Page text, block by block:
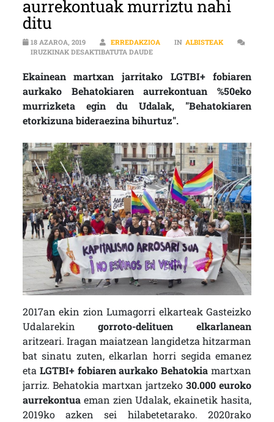
aurrekontuak murriztu nahi
ditu
18 AZAROA, 2019 ERREDAKZIOA IN ALBISTEAK
IRUZKINAK DESAKTIBATUTA DAUDEGASTEIZKO UDALAK AURREKO
Ekainean martxan jarritako LGTBI+ fobiaren
aurkako Behatokiaren aurrekontuan %50eko
murrizketa egin du Udalak, "Behatokiaren
etorkizuna bideraezina bihurtuz".
2017an ekin zion Lumagorri elkarteak Gasteizko
Udalarekin gorroto-delituen elkarlanean
aritzeari. Iragan maiatzean langidetza hitzarman
bat sinatu zuten, elkarlan horri segida emanez
eta LGTBI+ fobiaren aurkako Behatokia martxan
jarriz. Behatokia martxan jartzeko 30.000 euroko
aurrekontuaeman zien Udalak, ekainetik hasita,
2019ko azken sei hilabetetarako. 2020rako